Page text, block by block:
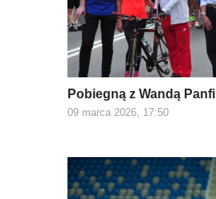
Pobiegną z Wandą Panfil
09 marca 2026, 17:50